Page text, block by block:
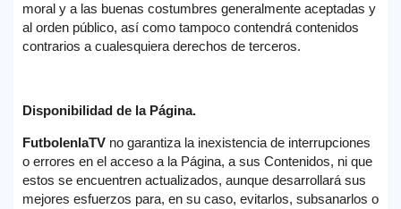
moral y a las buenas costumbres generalmente aceptadas y
al orden público, así como tampoco contendrá contenidos
contrarios a cualesquiera derechos de terceros.
Disponibilidad de la Página.
FutbolenlaTV no garantiza la inexistencia de interrupciones
o errores en el acceso a la Página, a sus Contenidos, ni que
estos se encuentren actualizados, aunque desarrollará sus
mejores esfuerzos para, en su caso, evitarlos, subsanarlos o